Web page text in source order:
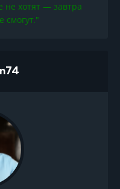
не хотят — завтра
смогут."